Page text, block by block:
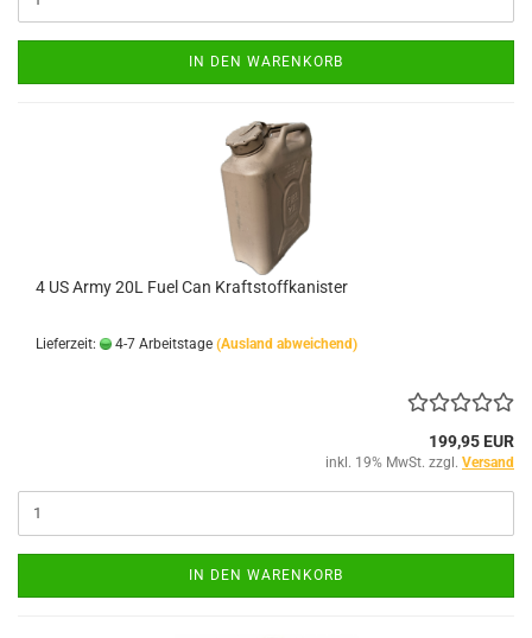
IN DEN WARENKORB
4 US Army 20L Fuel Can Kraftstoffkanister
Lieferzeit: 4-7 Arbeitstage (Ausland abweichend)
199,95 EUR
inkl. 19% MwSt. zzgl. Versand
IN DEN WARENKORB